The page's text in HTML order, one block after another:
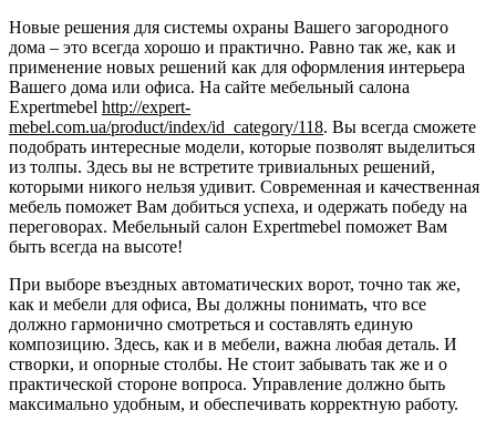
Новые решения для системы охраны Вашего загородного
дома – это всегда хорошо и практично. Равно так же, как и
применение новых решений как для оформления интерьера
Вашего дома или офиса. На сайте мебельный салона
Expertmebel http://expert-
mebel.com.ua/product/index/id_category/118. Вы всегда сможете
подобрать интересные модели, которые позволят выделиться
из толпы. Здесь вы не встретите тривиальных решений,
которыми никого нельзя удивит. Современная и качественная
мебель поможет Вам добиться успеха, и одержать победу на
переговорах. Мебельный салон Expertmebel поможет Вам
быть всегда на высоте!
При выборе въездных автоматических ворот, точно так же,
как и мебели для офиса, Вы должны понимать, что все
должно гармонично смотреться и составлять единую
композицию. Здесь, как и в мебели, важна любая деталь. И
створки, и опорные столбы. Не стоит забывать так же и о
практической стороне вопроса. Управление должно быть
максимально удобным, и обеспечивать корректную работу.